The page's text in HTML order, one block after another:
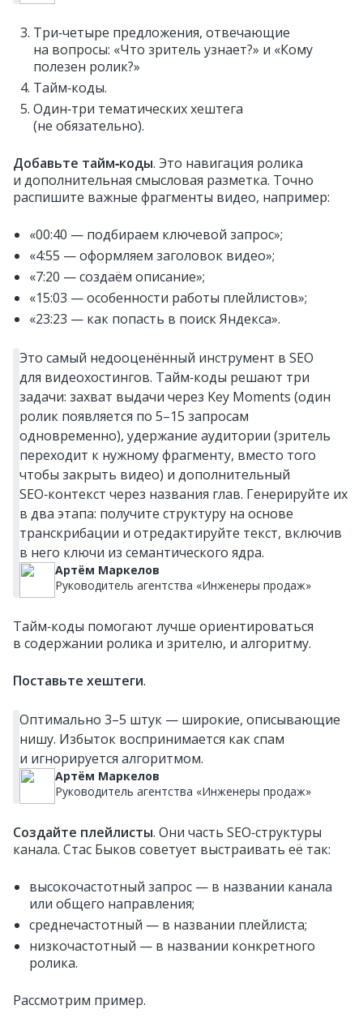
Три‑четыре предложения, отвечающие
на вопросы: «Что зритель узнает?» и «Кому
полезен ролик?»
Тайм‑коды.
Один‑три тематических хештега
(не обязательно).
Добавьте тайм‑коды. Это навигация ролика
и дополнительная смысловая разметка. Точно
распишите важные фрагменты видео, например:
«00:40 — подбираем ключевой запрос»;
«4:55 — оформляем заголовок видео»;
«7:20 — создаём описание»;
«15:03 — особенности работы плейлистов»;
«23:23 — как попасть в поиск Яндекса».
Это самый недооценённый инструмент в SEO
для видеохостингов. Тайм‑коды решают три
задачи: захват выдачи через Key Moments (один
ролик появляется по 5–15 запросам
одновременно), удержание аудитории (зритель
переходит к нужному фрагменту, вместо того
чтобы закрыть видео) и дополнительный
SEO‑контекст через названия глав. Генерируйте их
в два этапа: получите структуру на основе
транскрибации и отредактируйте текст, включив
в него ключи из семантического ядра.
Артём Маркелов
Руководитель агентства «Инженеры продаж»
Тайм‑коды помогают лучше ориентироваться
в содержании ролика и зрителю, и алгоритму.
Поставьте хештеги.
Оптимально 3–5 штук — широкие, описывающие
нишу. Избыток воспринимается как спам
и игнорируется алгоритмом.
Артём Маркелов
Руководитель агентства «Инженеры продаж»
Создайте плейлисты. Они часть SEO‑структуры
канала. Стас Быков советует выстраивать её так:
высокочастотный запрос — в названии канала
или общего направления;
среднечастотный — в названии плейлиста;
низкочастотный — в названии конкретного
ролика.
Рассмотрим пример.